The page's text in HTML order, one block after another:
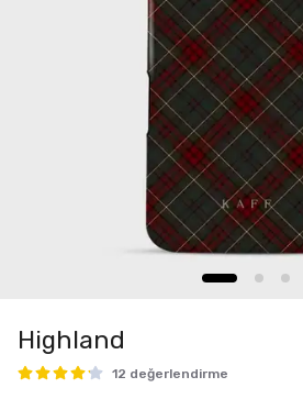
Highland
12 değerlendirme